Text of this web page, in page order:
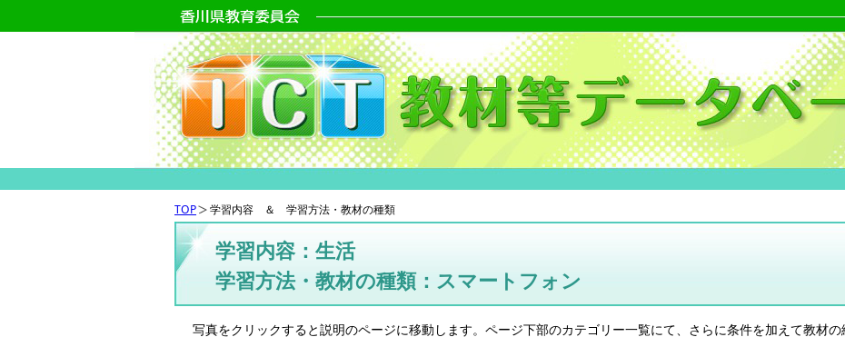
TOP 学習内容 ＆ 学習方法・教材の種類
学習内容：生活
学習方法・教材の種類：スマートフォン
写真をクリックすると説明のページに移動します。ページ下部のカテゴリー一覧にて、さらに条件を加えて教材の